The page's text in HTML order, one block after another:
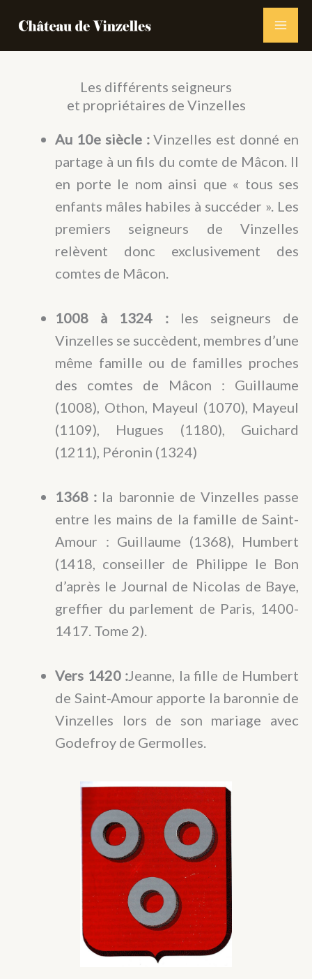
contenu
Les différents seigneurs
et propriétaires de Vinzelles
Au 10e siècle :Vinzelles est donné en
partage à un fils du comte de Mâcon. Il
en porte le nom ainsi que « tous ses
enfants mâles habiles à succéder ». Les
premiers seigneurs de Vinzelles
relèvent donc exclusivement des
comtes de Mâcon.
1008 à 1324 :les seigneurs de
Vinzelles se succèdent, membres d’une
même famille ou de familles proches
des comtes de Mâcon : Guillaume
(1008), Othon, Mayeul (1070), Mayeul
(1109), Hugues (1180), Guichard
(1211), Péronin (1324)
1368 : la baronnie de Vinzelles passe
entre les mains de la famille de Saint-
Amour : Guillaume (1368), Humbert
(1418, conseiller de Philippe le Bon
d’après le Journal de Nicolas de Baye,
greffier du parlement de Paris, 1400-
1417. Tome 2).
Vers 1420 :Jeanne, la fille de Humbert
de Saint-Amour apporte la baronnie de
Vinzelles lors de son mariage avec
Godefroy de Germolles.